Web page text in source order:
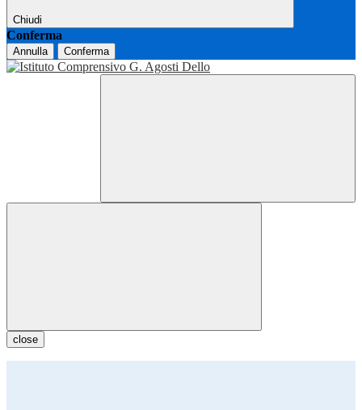
Chiudi
Conferma
Annulla Conferma
close